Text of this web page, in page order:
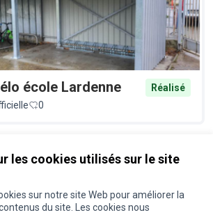
les cookies utilisés sur le site
sur notre site Web pour améliorer la
du site. Les cookies nous
école Lardenne
Réalisé
0